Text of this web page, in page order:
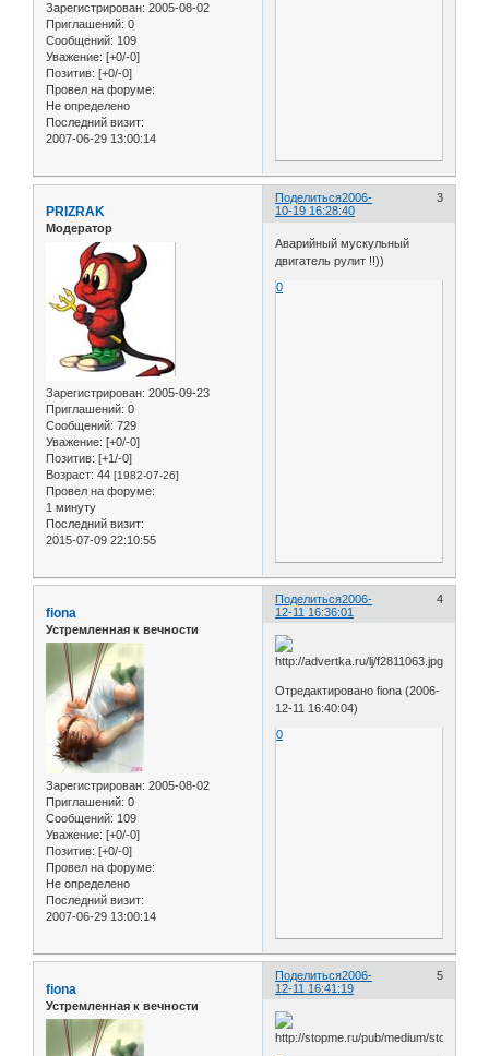
Зарегистрирован: 2005-08-02
Приглашений: 0
Сообщений: 109
Уважение: [+0/-0]
Позитив: [+0/-0]
Провел на форуме:
Не определено
Последний визит:
2007-06-29 13:00:14
Поделиться 3
2006-
10-19 16:28:40
PRIZRAK
Модератор
Зарегистрирован: 2005-09-23
Приглашений: 0
Сообщений: 729
Уважение: [+0/-0]
Позитив: [+1/-0]
Возраст: 44 [1982-07-26]
Провел на форуме:
1 минуту
Последний визит:
2015-07-09 22:10:55
Аварийный мускульный
двигатель рулит !!))
0
Поделиться 4
2006-
12-11 16:36:01
fiona
Устремленная к вечности
Зарегистрирован: 2005-08-02
Приглашений: 0
Сообщений: 109
Уважение: [+0/-0]
Позитив: [+0/-0]
Провел на форуме:
Не определено
Последний визит:
2007-06-29 13:00:14
Отредактировано fiona (2006-
12-11 16:40:04)
0
Поделиться 5
2006-
12-11 16:41:19
fiona
Устремленная к вечности